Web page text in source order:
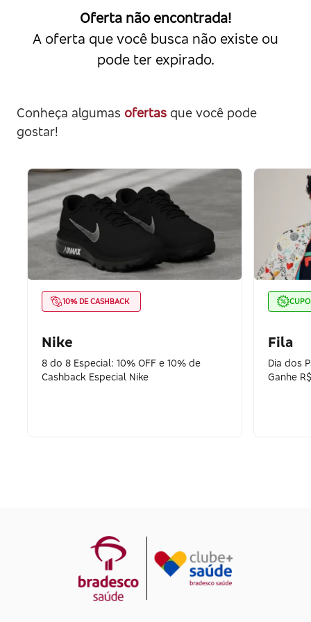
Oferta não encontrada!
A oferta que você busca não existe ou
pode ter expirado.
Conheça algumas ofertas que você pode
gostar!
10% DE CASHBACK
Nike
8 do 8 Especial: 10% OFF e 10% de
Cashback Especial Nike
Fila
Dia dos
Ganhe